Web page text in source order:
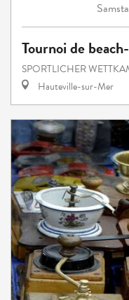
Tournoi de
SPORTLICHER
Hauteville-sur-Mer